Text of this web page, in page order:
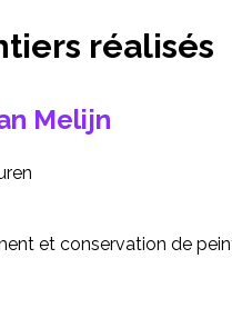
réalisés
Melijn
et conservation de